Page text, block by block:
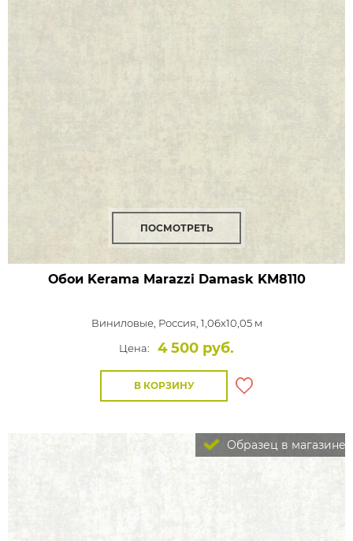
ПОСМОТРЕТЬ
Обои Kerama Marazzi DamaskKM8110
Виниловые, Россия, 1,06x10,05 м
Цена:
4 500 руб.
В КОРЗИНУ
Образец в магазине